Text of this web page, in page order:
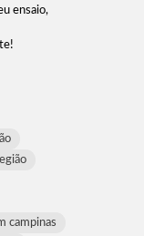
ensaio,
campinas